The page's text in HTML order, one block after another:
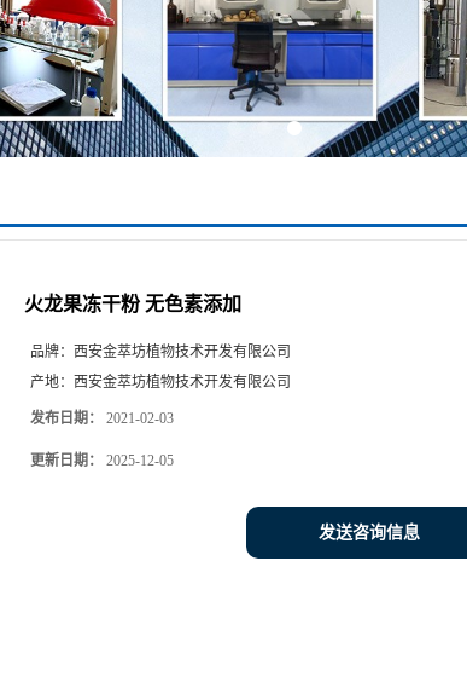
火龙果冻干粉 无色素添加
品牌： 西安金萃坊植物技术开发有限公司
产地： 西安金萃坊植物技术开发有限公司
发布日期： 2021-02-03
更新日期： 2025-12-05
发送咨询信息